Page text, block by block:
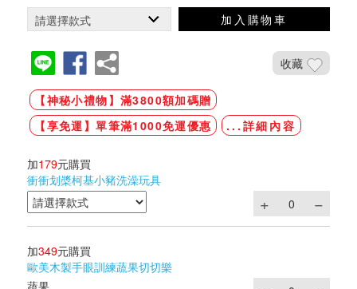
加入購物車
收藏
【神秘小禮物】滿3800額加碼贈
【享免運】單筆滿1000免運優惠
...詳細內容
加179元購買
衝衝划槳柯基小豬洗澡玩具
加349元購買
歐美木製手眼訓練蔬果切切樂
蔬果